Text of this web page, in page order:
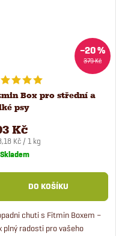
379 Kč
–20 %
Box pro střední a
psy
Kč
Kč / 1 kg
Skladem
DO KOŠÍKU
chuti s Fitmin Boxem –
plný radosti pro vašeho